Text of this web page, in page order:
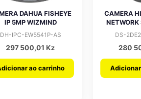
DAHUA FISHEYE
IP 5MP WIZMIND
DH-IPC-EW5541P-AS
297 500,01 Kz
ao carrinho
CAMERA
NETWORK
DS-
280